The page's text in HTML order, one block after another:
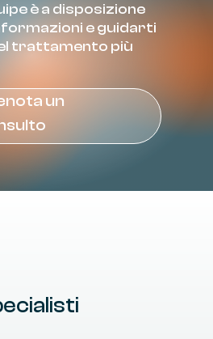
èa disposizione
eguidarti
trattamento più
un